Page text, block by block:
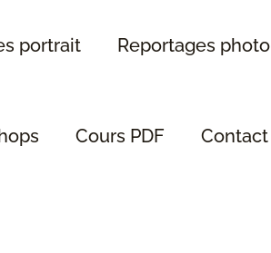
portrait Reportages photo
Cours PDF Contact